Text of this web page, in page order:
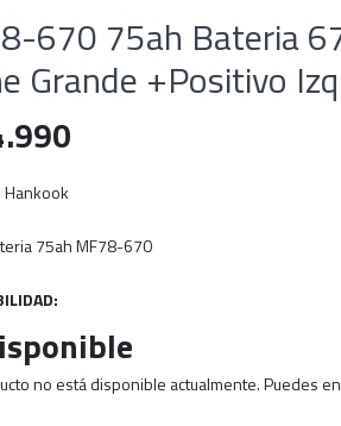
670 75ah Bateria
Grande +Positivo
Hankook
75ah MF78-670
no está disponible actualmente. Puedes